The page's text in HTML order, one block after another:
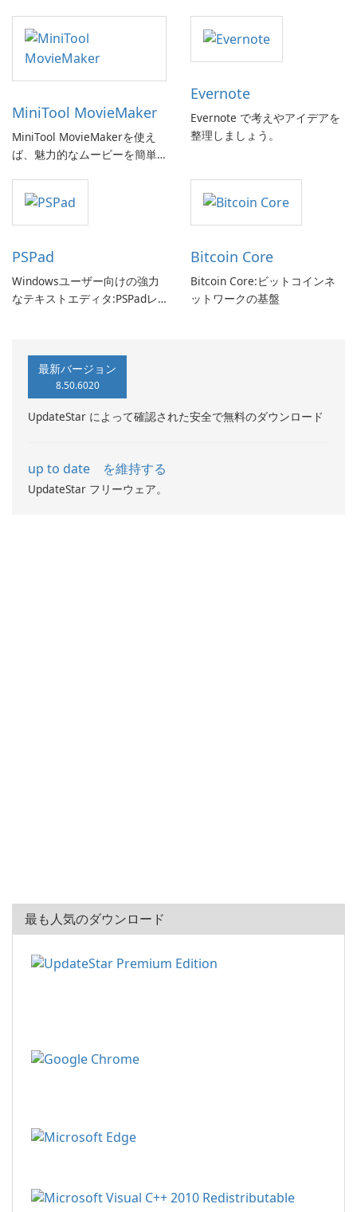
MiniTool MovieMaker
MiniTool MovieMakerを使え
ば、魅力的なムービーを簡単
Evernote
Evernote で考えやアイデアを
整理しましょう。
PSPad
Windowsユーザー向けの強力
なテキストエディタ:PSPadレ
Bitcoin Core
Bitcoin Core:ビットコインネ
ットワークの基盤
最新バージョン
8.50.6020
UpdateStar によって確認された安全で無料のダウンロード
up to date を維持する
UpdateStar フリーウェア。
最も人気のダウンロード